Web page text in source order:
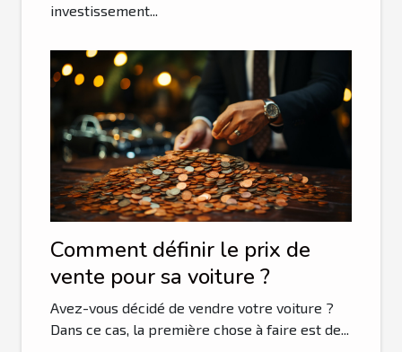
investissement...
Comment définir le prix de
vente pour sa voiture ?
Avez-vous décidé de vendre votre voiture ?
Dans ce cas, la première chose à faire est de...